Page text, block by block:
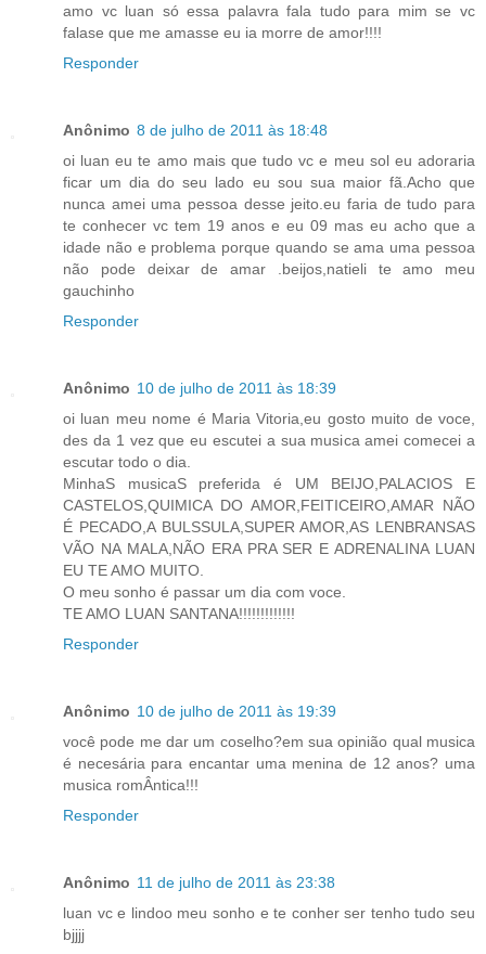
amo vc luan só essa palavra fala tudo para mim se vc
falase que me amasse eu ia morre de amor!!!!
Responder
Anônimo 8 de julho de 2011 às 18:48
oi luan eu te amo mais que tudo vc e meu sol eu adoraria
ficar um dia do seu lado eu sou sua maior fã.Acho que
nunca amei uma pessoa desse jeito.eu faria de tudo para
te conhecer vc tem 19 anos e eu 09 mas eu acho que a
idade não e problema porque quando se ama uma pessoa
não pode deixar de amar .beijos,natieli te amo meu
gauchinho
Responder
Anônimo 10 de julho de 2011 às 18:39
oi luan meu nome é Maria Vitoria,eu gosto muito de voce,
des da 1 vez que eu escutei a sua musica amei comecei a
escutar todo o dia.
MinhaS musicaS preferida é UM BEIJO,PALACIOS E
CASTELOS,QUIMICA DO AMOR,FEITICEIRO,AMAR NÃO
É PECADO,A BULSSULA,SUPER AMOR,AS LENBRANSAS
VÃO NA MALA,NÃO ERA PRA SER E ADRENALINA LUAN
EU TE AMO MUITO.
O meu sonho é passar um dia com voce.
TE AMO LUAN SANTANA!!!!!!!!!!!!!
Responder
Anônimo 10 de julho de 2011 às 19:39
você pode me dar um coselho?em sua opinião qual musica
é necesária para encantar uma menina de 12 anos? uma
musica romÂntica!!!
Responder
Anônimo 11 de julho de 2011 às 23:38
luan vc e lindoo meu sonho e te conher ser tenho tudo seu
bjjjj